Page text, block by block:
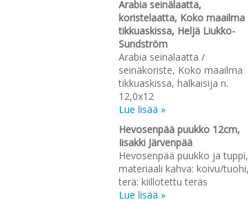
Arabia seinälaatta,
koristelaatta, Koko maailma
tikkuaskissa, Heljä Liukko-
Sundström
Arabia seinälaatta /
seinäkoriste, Koko maailma
tikkuaskissa, halkaisija n.
12,0x12
Lue lisää »
Hevosenpää puukko 12cm,
Iisakki Järvenpää
Hevosenpää puukko ja tuppi,
materiaali kahva: koivu/tuohi,
terä: kiillotettu teräs
Lue lisää »